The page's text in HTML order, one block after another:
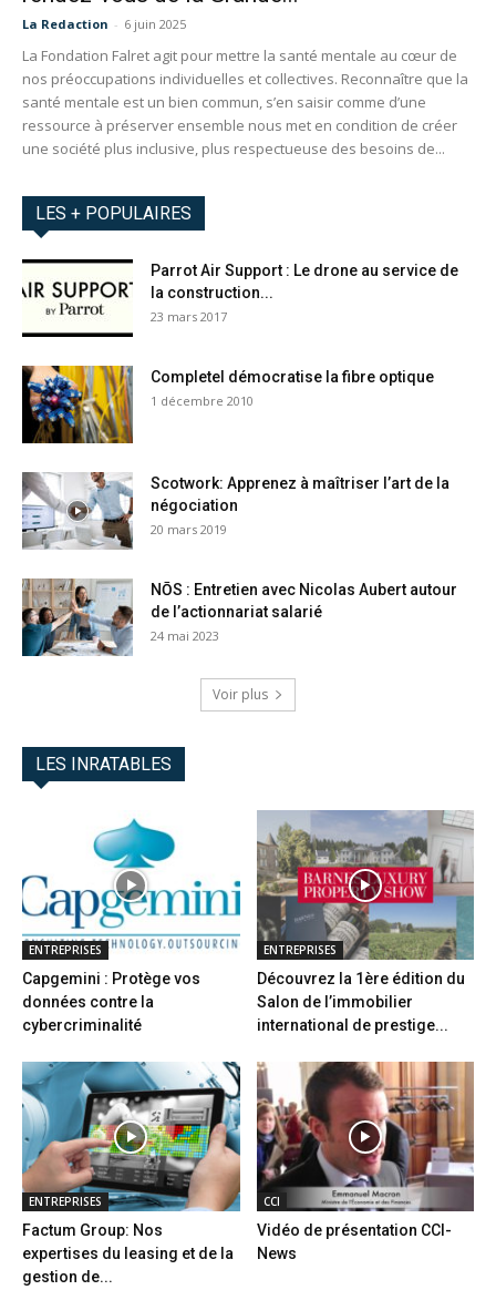
La Redaction - 6 juin 2025
La Fondation Falret agit pour mettre la santé mentale au cœur de
nos préoccupations individuelles et collectives. Reconnaître que la
santé mentale est un bien commun, s’en saisir comme d’une
ressource à préserver ensemble nous met en condition de créer
une société plus inclusive, plus respectueuse des besoins de...
LES + POPULAIRES
Parrot Air Support : Le drone au service de
la construction...
23 mars 2017
Completel démocratise la fibre optique
1 décembre 2010
Scotwork: Apprenez à maîtriser l’art de la
négociation
20 mars 2019
NŌS : Entretien avec Nicolas Aubert autour
de l’actionnariat salarié
24 mai 2023
Voir plus
LES INRATABLES
ENTREPRISES
Capgemini : Protège vos
données contre la
cybercriminalité
ENTREPRISES
Découvrez la 1ère édition du
Salon de l’immobilier
international de prestige...
ENTREPRISES
Factum Group: Nos
expertises du leasing et de la
gestion de...
CCI
Vidéo de présentation CCI-
News